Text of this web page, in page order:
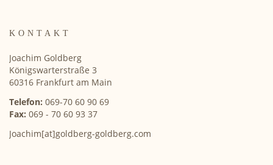
KONTAKT
Joachim Goldberg
Königswarterstraße 3
60316 Frankfurt am Main
Telefon: 069-70 60 90 69
Fax: 069 - 70 60 93 37
Joachim[at]goldberg-goldberg.com